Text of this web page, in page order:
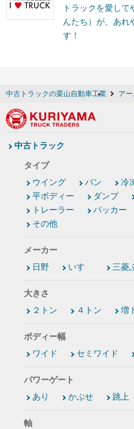
トラックを愛し
んたち）が、あれ
す！
中古トラックの栗山自動車工業 ア
中古トラック
タイプ
ウイング
バン 冷
平ボディー
ダンプ
トレーラー
パッカー
その他
メーカー
日野
いすゞ 三菱
大きさ
２トン
４トン 増
ボディー幅
ワイド
セミワイド
パワーゲート
あり
かぶせ 跳上
軸